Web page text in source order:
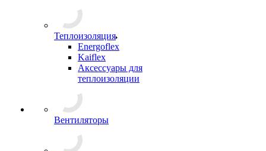
Теплоизоляция
Energoflex
Kaiflex
Аксессуары для
теплоизоляции
Вентиляторы